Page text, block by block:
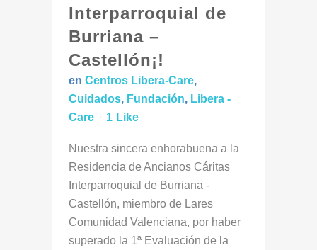
Interparroquial de
Burriana –
Castellón¡!
en Centros Libera-Care,
Cuidados, Fundación, Libera -
Care
1 Like
Nuestra sincera enhorabuena a la
Residencia de Ancianos Cáritas
Interparroquial de Burriana -
Castellón, miembro de Lares
Comunidad Valenciana, por haber
superado la 1ª Evaluación de la